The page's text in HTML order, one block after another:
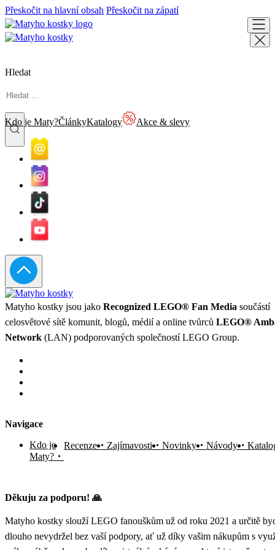
Přeskočit na hlavní obsah Přeskočit na zápatí
Hledat
Kdo je Maty?ČlánkyKatalogy Akce & slevy
Matyho kostky jsou jako Recognized LEGO® Fan Media součástí
celosvětové sítě komunit, blogů, médií a online tvůrců LEGO®
Network (LAN) podporovaných společností LEGO Group.
Navigace
Kdo je
Maty?
Recenze Zajímavosti Novinky Návody
Děkuju za podporu! 🙏
Matyho kostky slouží LEGO fanouškům už od roku 2021 a určitě
dlouho nevydržel bez vaší podpory, ať už díky vašim nákupům s